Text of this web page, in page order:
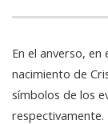
En el anverso,
nacimiento de
símbolos de los
respectivamente.